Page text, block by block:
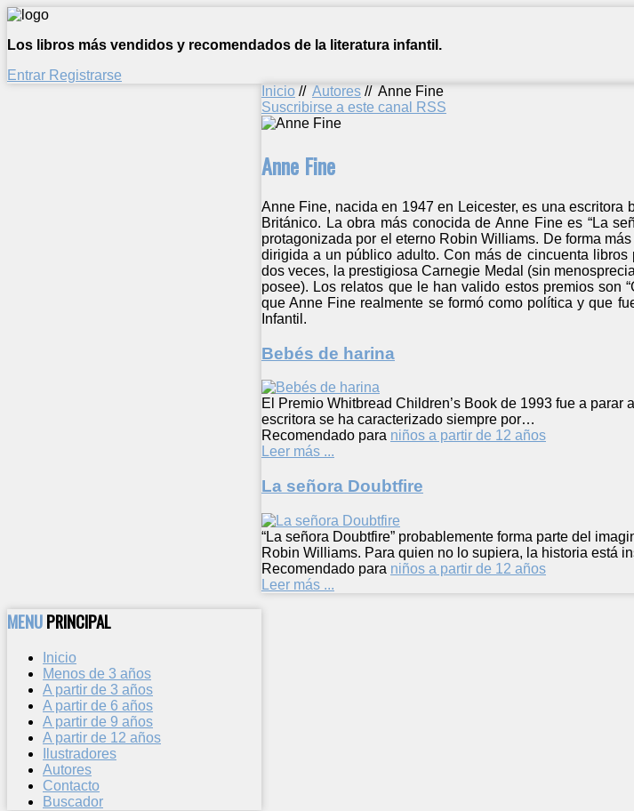
Los libros más vendidos y recomendados de la literatura infantil.
Entrar Registrarse
Inicio // Autores // Anne Fine
Suscribirse a este canal RSS
Anne Fine
Anne Fine, nacida en 1947 en Leicester, es una
Británico. La obra más conocida de Anne Fine es “La
protagonizada por el eterno Robin Williams. De forma
dirigida a un público adulto. Con más de cincuenta
dos veces, la prestigiosa Carnegie Medal (sin
posee). Los relatos que le han valido estos premios son
que Anne Fine realmente se formó como política y que
Infantil.
Bebés de harina
El Premio Whitbread Children’s Book de 1993 fue a parar
escritora se ha caracterizado siempre por…
Recomendado para niños a partir de 12 años
Leer más ...
La señora Doubtfire
“La señora Doubtfire” probablemente forma parte del
Robin Williams. Para quien no lo supiera, la historia está
Recomendado para niños a partir de 12 años
Leer más ...
MENUPRINCIPAL
Inicio
Menos de 3 años
A partir de 3 años
A partir de 6 años
A partir de 9 años
A partir de 12 años
Ilustradores
Autores
Contacto
Buscador